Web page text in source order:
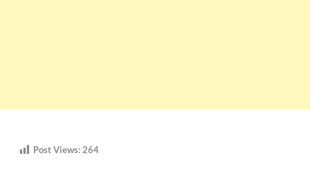
Post Views: 264